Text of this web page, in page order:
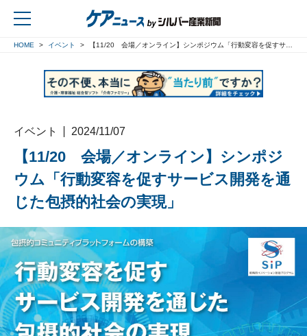
HOME イベント 【11/20 会場／オンライン】シンポジウム「行動変容を促すサービス開発を通じた包摂的社会の実現」
イベント 2024/11/07
【11/20 会場／オンライン】シンポジ
ウム「行動変容を促すサービス開発を通
じた包摂的社会の実現」